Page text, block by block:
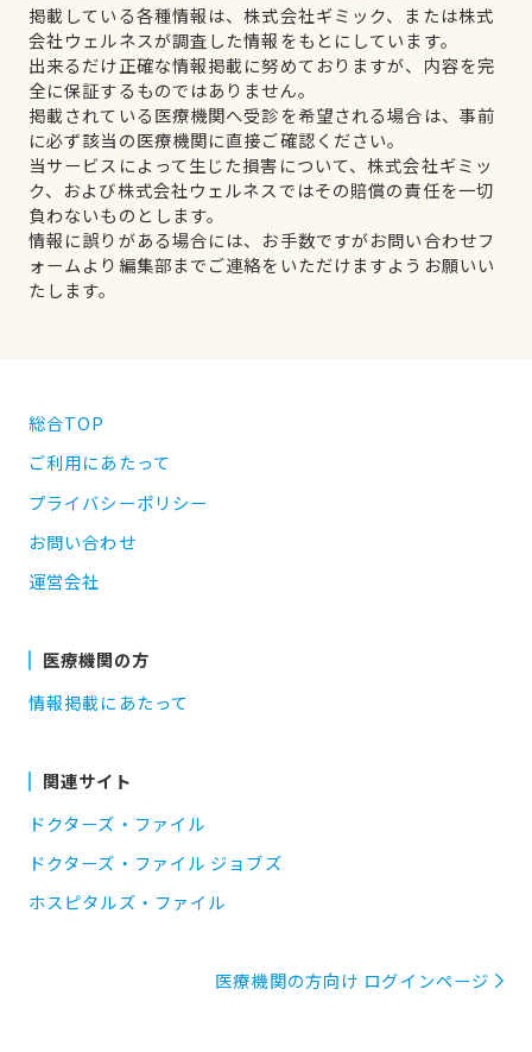
掲載している各種情報は、株式会社ギミック、または株式
会社ウェルネスが調査した情報をもとにしています。
出来るだけ正確な情報掲載に努めておりますが、内容を完
全に保証するものではありません。
掲載されている医療機関へ受診を希望される場合は、事前
に必ず該当の医療機関に直接ご確認ください。
当サービスによって生じた損害について、株式会社ギミッ
ク、および株式会社ウェルネスではその賠償の責任を一切
負わないものとします。
情報に誤りがある場合には、お手数ですがお問い合わせフ
ォームより編集部までご連絡をいただけますようお願いい
たします。
総合TOP
ご利用にあたって
プライバシーポリシー
お問い合わせ
運営会社
医療機関の方
情報掲載にあたって
関連サイト
ドクターズ・ファイル
ドクターズ・ファイル ジョブズ
ホスピタルズ・ファイル
医療機関の方向け ログインページ